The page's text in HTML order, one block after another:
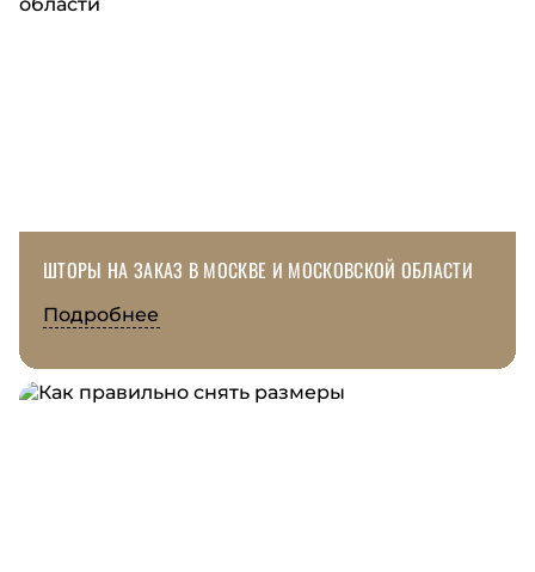
ШТОРЫ НА ЗАКАЗ В МОСКВЕ И МОСКОВСКОЙ ОБЛАСТИ
Подробнее